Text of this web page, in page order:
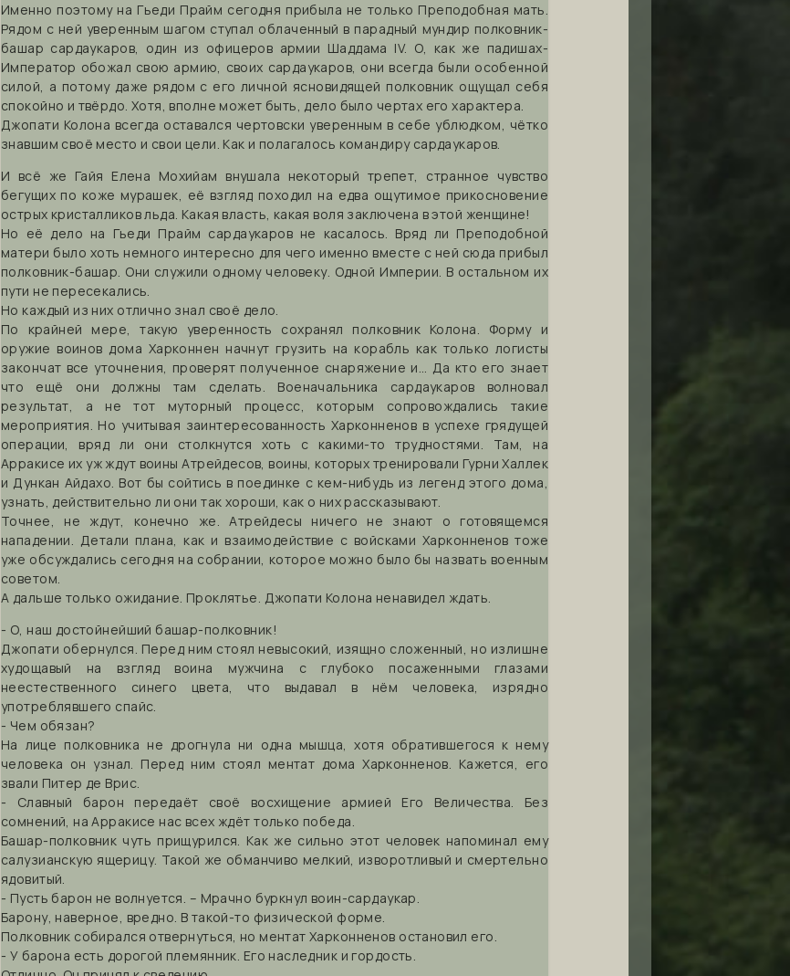
Именно поэтому на Гьеди Прайм сегодня прибыла не только Преподобная мать.
Рядом с ней уверенным шагом ступал облаченный в парадный мундир полковник-
башар сардаукаров, один из офицеров армии Шаддама IV. О, как же падишах-
Император обожал свою армию, своих сардаукаров, они всегда были особенной
силой, а потому даже рядом с его личной ясновидящей полковник ощущал себя
спокойно и твёрдо. Хотя, вполне может быть, дело было чертах его характера.
Джопати Колона всегда оставался чертовски уверенным в себе ублюдком, чётко
знавшим своё место и свои цели. Как и полагалось командиру сардаукаров.
И всё же Гайя Елена Мохийам внушала некоторый трепет, странное чувство
бегущих по коже мурашек, её взгляд походил на едва ощутимое прикосновение
острых кристалликов льда. Какая власть, какая воля заключена в этой женщине!
Но её дело на Гьеди Прайм сардаукаров не касалось. Вряд ли Преподобной
матери было хоть немного интересно для чего именно вместе с ней сюда прибыл
полковник-башар. Они служили одному человеку. Одной Империи. В остальном их
пути не пересекались.
Но каждый из них отлично знал своё дело.
По крайней мере, такую уверенность сохранял полковник Колона. Форму и
оружие воинов дома Харконнен начнут грузить на корабль как только логисты
закончат все уточнения, проверят полученное снаряжение и… Да кто его знает
что ещё они должны там сделать. Военачальника сардаукаров волновал
результат, а не тот муторный процесс, которым сопровождались такие
мероприятия. Но учитывая заинтересованность Харконненов в успехе грядущей
операции, вряд ли они столкнутся хоть с какими-то трудностями. Там, на
Арракисе их уж ждут воины Атрейдесов, воины, которых тренировали Гурни Халлек
и Дункан Айдахо. Вот бы сойтись в поединке с кем-нибудь из легенд этого дома,
узнать, действительно ли они так хороши, как о них рассказывают.
Точнее, не ждут, конечно же. Атрейдесы ничего не знают о готовящемся
нападении. Детали плана, как и взаимодействие с войсками Харконненов тоже
уже обсуждались сегодня на собрании, которое можно было бы назвать военным
советом.
А дальше только ожидание. Проклятье. Джопати Колона ненавидел ждать.
- О, наш достойнейший башар-полковник!
Джопати обернулся. Перед ним стоял невысокий, изящно сложенный, но излишне
худощавый на взгляд воина мужчина с глубоко посаженными глазами
неестественного синего цвета, что выдавал в нём человека, изрядно
употреблявшего спайс.
- Чем обязан?
На лице полковника не дрогнула ни одна мышца, хотя обратившегося к нему
человека он узнал. Перед ним стоял ментат дома Харконненов. Кажется, его
звали Питер де Врис.
- Славный барон передаёт своё восхищение армией Его Величества. Без
сомнений, на Арракисе нас всех ждёт только победа.
Башар-полковник чуть прищурился. Как же сильно этот человек напоминал ему
салузианскую ящерицу. Такой же обманчиво мелкий, изворотливый и смертельно
ядовитый.
- Пусть барон не волнуется. – Мрачно буркнул воин-сардаукар.
Барону, наверное, вредно. В такой-то физической форме.
Полковник собирался отвернуться, но ментат Харконненов остановил его.
- У барона есть дорогой племянник. Его наследник и гордость.